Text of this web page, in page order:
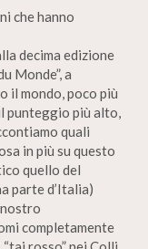
che hanno
decima edizione
Monde”, a
il mondo, poco più
punteggio più alto,
quali
in più su questo
quello del
parte d’Italia)
nostro
completamente